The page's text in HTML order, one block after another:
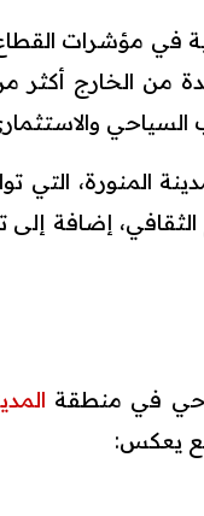
في مؤشرات
المنورة، التي
إضافة إلى
في منطقة